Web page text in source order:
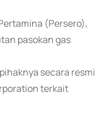
(Persero),
pasokan gas
secara resmi
terkait